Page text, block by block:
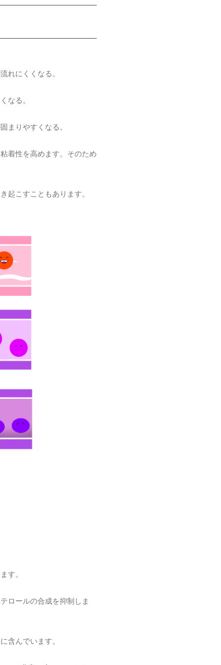
れにくくなる。
なる。
まりやすくなる。
着性を高めます。そのため
起こすこともあります。
す。
ロールの合成を抑制しま
含んでいます。